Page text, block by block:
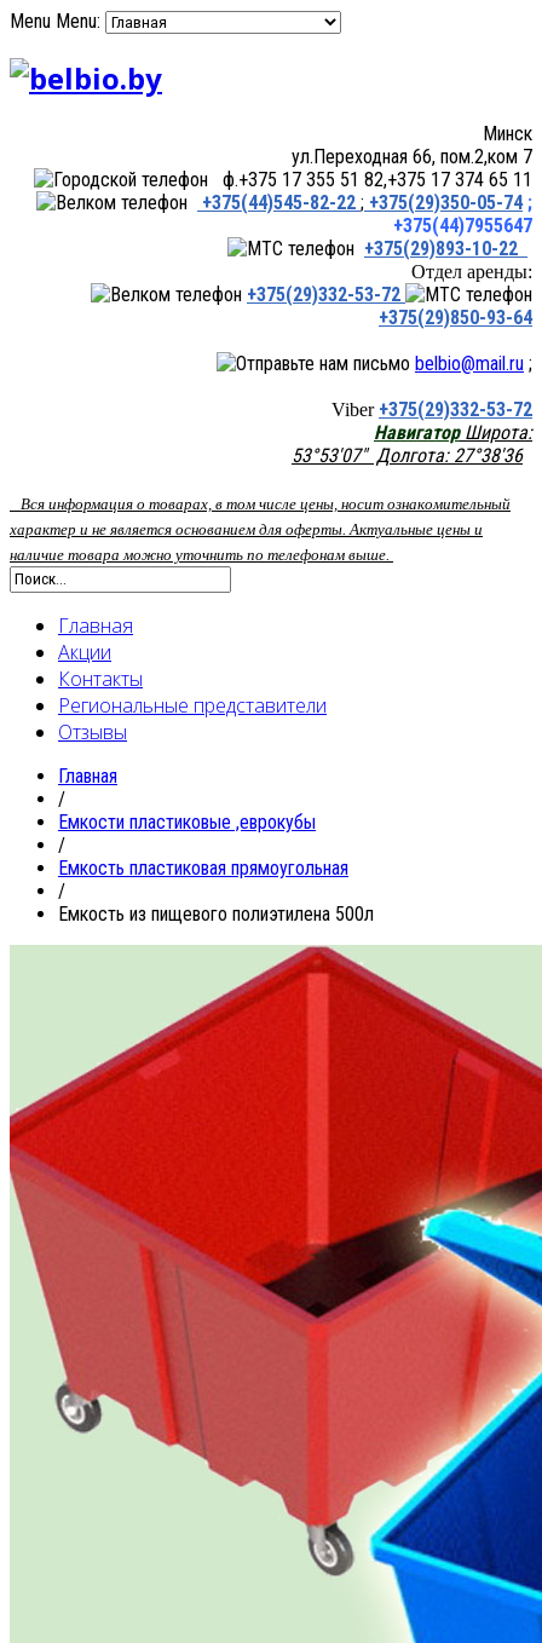
Menu Menu:
Минск
ул.Переходная 66, пом.2,ком 7
ф.+375 17 355 51 82,+375 17 374 65 11
+375(44)545-82-22 ; +375(29)350-05-74 ;
+375(44)7955647
+375(29)893-10-22
Отдел аренды:
+375(29)332-53-72
+375(29)850-93-64
belbio@mail.ru ;
Viber +375(29)332-53-72
НавигаторШирота:
53°53'07" Долгота: 27°38'36
Вся информация о товарах, в том числе цены, носит ознакомительный
характер и не является основанием для оферты. Актуальные цены и
наличие товара можно уточнить по телефонам выше.
Главная
Акции
Контакты
Региональные представители
Отзывы
Главная
/
Емкости пластиковые ,еврокубы
/
Емкость пластиковая прямоугольная
/
Емкость из пищевого полиэтилена 500л